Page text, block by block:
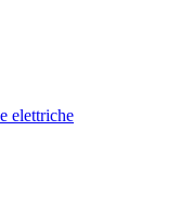
elettriche